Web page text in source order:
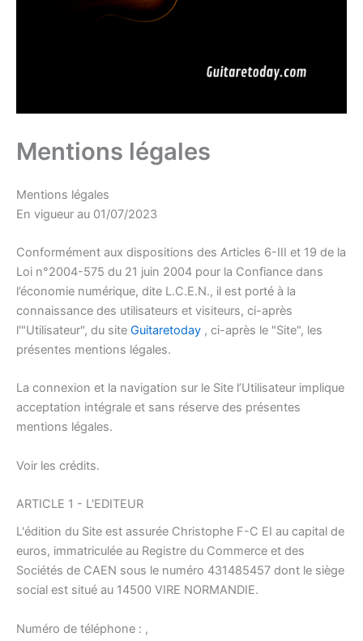
Mentions légales
Mentions légales
En vigueur au 01/07/2023
Conformément aux dispositions des Articles 6-III et 19 de la
Loi n°2004-575 du 21 juin 2004 pour la Confiance dans
l’économie numérique, dite L.C.E.N., il est porté à la
connaissance des utilisateurs et visiteurs, ci-après
l'"Utilisateur", du site Guitaretoday , ci-après le "Site", les
présentes mentions légales.
La connexion et la navigation sur le Site l’Utilisateur implique
acceptation intégrale et sans réserve des présentes
mentions légales.
Voir les crédits.
Ces mentions légales ont été générées via le plugin
Mentions Légales
Webdeclic SAS
Cacher les crédits
ARTICLE 1 - L'EDITEUR
L'édition du Site est assurée Christophe F-C EI au capital de
euros, immatriculée au Registre du Commerce et des
Sociétés de CAEN sous le numéro 431485457 dont le siège
social est situé au 14500 VIRE NORMANDIE.
Numéro de téléphone : ,